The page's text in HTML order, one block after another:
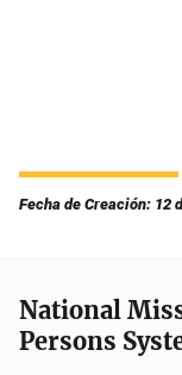
Fecha de Creación: 12
National
Persons